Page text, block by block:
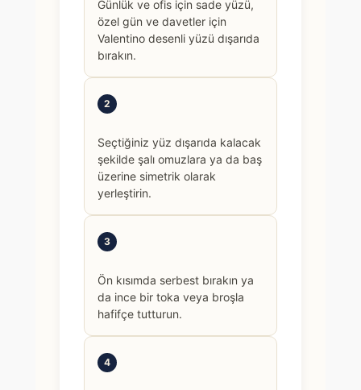
Günlük ve ofis için sade yüzü,
özel gün ve davetler için
Valentino desenli yüzü dışarıda
bırakın.
2
Seçtiğiniz yüz dışarıda kalacak
şekilde şalı omuzlara ya da baş
üzerine simetrik olarak
yerleştirin.
3
Ön kısımda serbest bırakın ya
da ince bir toka veya broşla
hafifçe tutturun.
4